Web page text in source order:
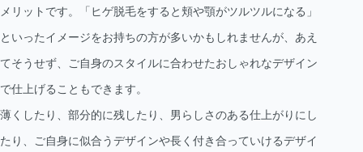
メリットです。「ヒゲ脱毛をすると頬や顎がツルツルになる」
といったイメージをお持ちの方が多いかもしれませんが、あえ
てそうせず、ご自身のスタイルに合わせたおしゃれなデザイン
で仕上げることもできます。
薄くしたり、部分的に残したり、男らしさのある仕上がりにし
たり、ご自身に似合うデザインや長く付き合っていけるデザイ